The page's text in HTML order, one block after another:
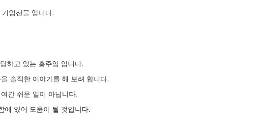
업선물 입니다.
하고 있는 홍주임 입니다.
솔직한 이야기를 해 보려 합니다.
간 쉬운 일이 아닙니다.
에 있어 도움이 될 것입니다.